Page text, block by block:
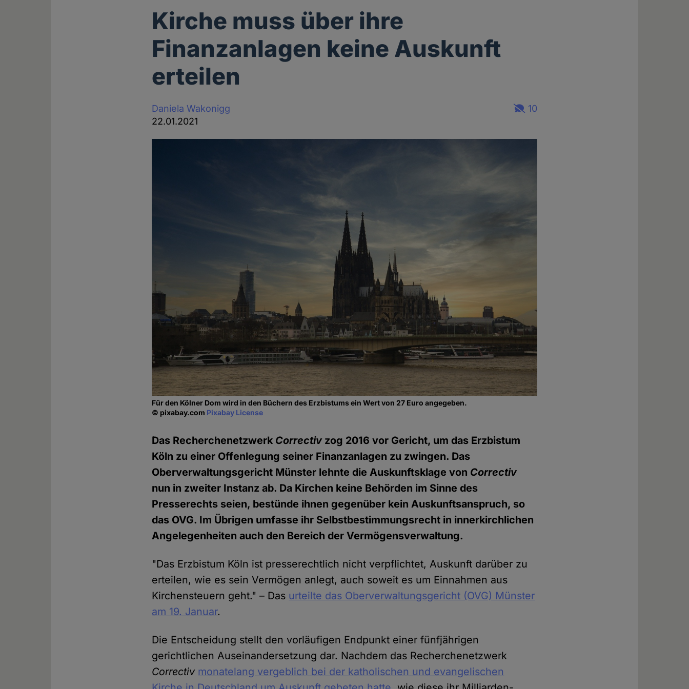
Kirche muss über ihre
Finanzanlagen keine Auskunft
erteilen
Daniela Wakonigg
22.01.2021
10
Für den Kölner Dom wird in den Büchern des Erzbistums ein Wert von 27 Euro angegeben.
© pixabay.com Pixabay License
Das Recherchenetzwerk Correctivzog 2016 vor Gericht, um das Erzbistum
Köln zu einer Offenlegung seiner Finanzanlagen zu zwingen. Das
Oberverwaltungsgericht Münster lehnte die Auskunftsklage von Correctiv
nun in zweiter Instanz ab. Da Kirchen keine Behörden im Sinne des
Presserechts seien, bestünde ihnen gegenüber kein Auskunftsanspruch, so
das OVG. Im Übrigen umfasse ihr Selbstbestimmungsrecht in innerkirchlichen
Angelegenheiten auch den Bereich der Vermögensverwaltung.
"Das Erzbistum Köln ist presserechtlich nicht verpflichtet, Auskunft darüber zu
erteilen, wie es sein Vermögen anlegt, auch soweit es um Einnahmen aus
Kirchensteuern geht." – Das urteilte das Oberverwaltungsgericht (OVG) Münster
am 19. Januar.
Die Entscheidung stellt den vorläufigen Endpunkt einer fünfjährigen
gerichtlichen Auseinandersetzung dar. Nachdem das Recherchenetzwerk
Correctiv monatelang vergeblich bei der katholischen und evangelischen